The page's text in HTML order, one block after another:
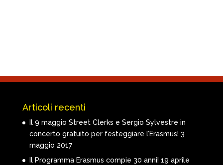
Articoli recenti
Il 9 maggio Street Clerks e Sergio Sylvestre in
concerto gratuito per festeggiare l’Erasmus! 3
maggio 2017
Il Programma Erasmus compie 30 anni! 19 aprile